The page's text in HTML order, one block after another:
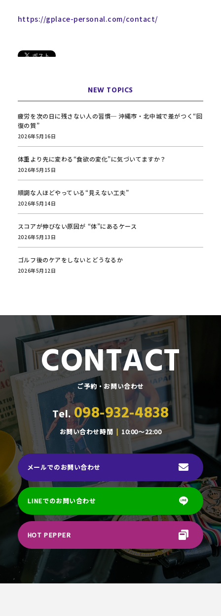
https://gplace-personal.com/contact/
NEW TOPICS
疲労を次の日に残さない人の習慣─ 沖縄市・北中城で差がつく“回
復の質”
2026年5月16日
体重より先に変わる“食欲の変化”に気づいてますか？
2026年5月15日
順調な人ほどやっている“見えない工夫”
2026年5月14日
スコアが伸びない原因が “体”にあるケース
2026年5月13日
ゴルフ後のケアをしないとどうなるか
2026年5月12日
CONTACT
ご予約・お問い合わせ
Tel.098-932-4838
お問い合わせ時間 10:00～22:00
メールでのお問い合わせ
LINEでのお問い合わせ
HOT PEPPER